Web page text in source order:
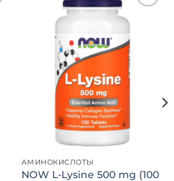
Добавить
желаний
АМИНОКИСЛОТЫ
NOW L-Lysine 500 mg (100